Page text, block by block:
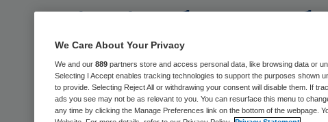
CASA-
failliet
We Care About Your Privacy
We and our 889 partners store and access personal data, like browsing data or
Selecting I Accept enables tracking technologies to support the purposes shown
to provide. Selecting Reject All or withdrawing your consent will disable them. If
ads you see may not be as relevant to you. You can resurface this menu to
any time by clicking the Manage Preferences link on the bottom of the webpage.